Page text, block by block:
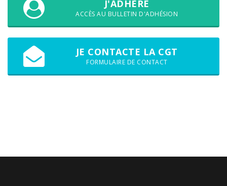
J'ADHÈRE
ACCÈS AU BULLETIN D'ADHÉSION
JE CONTACTE LA CGT
FORMULAIRE DE CONTACT